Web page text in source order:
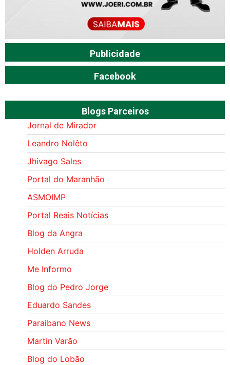
Publicidade
Facebook
Blogs Parceiros
Jornal de Mirador
Leandro Nolêto
Jhivago Sales
Portal do Maranhão
ASMOIMP
Portal Reais Notí­cias
Blog da Angra
Holden Arruda
Me Informo
Blog do Pedro Jorge
Eduardo Sandes
Paraibano News
Martin Varão
Blog do Lobão